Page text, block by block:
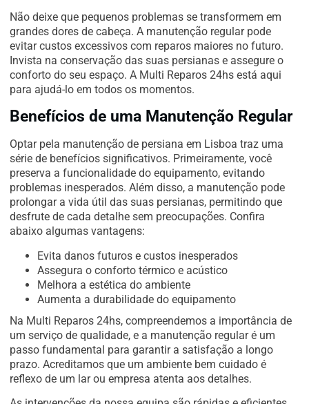
Não deixe que pequenos problemas se transformem em
grandes dores de cabeça. A manutenção regular pode
evitar custos excessivos com reparos maiores no futuro.
Invista na conservação das suas persianas e assegure o
conforto do seu espaço. A Multi Reparos 24hs está aqui
para ajudá-lo em todos os momentos.
Benefícios de uma Manutenção Regular
Optar pela manutenção de persiana em Lisboa traz uma
série de benefícios significativos. Primeiramente, você
preserva a funcionalidade do equipamento, evitando
problemas inesperados. Além disso, a manutenção pode
prolongar a vida útil das suas persianas, permitindo que
desfrute de cada detalhe sem preocupações. Confira
abaixo algumas vantagens:
Evita danos futuros e custos inesperados
Assegura o conforto térmico e acústico
Melhora a estética do ambiente
Aumenta a durabilidade do equipamento
Na Multi Reparos 24hs, compreendemos a importância de
um serviço de qualidade, e a manutenção regular é um
passo fundamental para garantir a satisfação a longo
prazo. Acreditamos que um ambiente bem cuidado é
reflexo de um lar ou empresa atenta aos detalhes.